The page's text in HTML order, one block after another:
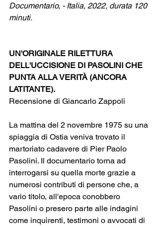
Documentario, - Italia, 2022, durata 120
minuti.
UN'ORIGINALE RILETTURA
DELL'UCCISIONE DI PASOLINI CHE
PUNTA ALLA VERITÀ (ANCORA
LATITANTE).
Recensione di Giancarlo Zappoli
La mattina del 2 novembre 1975 su una
spiaggia di Ostia veniva trovato il
martoriato cadavere di Pier Paolo
Pasolini. Il documentario torna ad
interrogarsi su quella morte grazie a
numerosi contributi di persone che, a
vario titolo, all'epoca conobbero
Pasolini o presero parte alle indagini
come inquirenti, testimoni o avvocati di